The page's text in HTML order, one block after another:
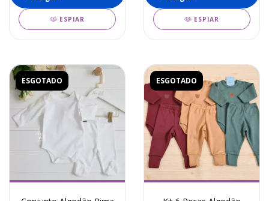
ESPIAR ESPIAR
ESGOTADO ESGOTADO